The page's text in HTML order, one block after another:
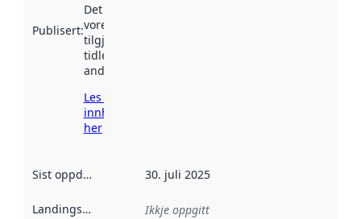
Publisert:
Det kan ha
vore
tilgjengeleg
tidlegare
andre stader.
Les meir om
innhenting
her
Sist oppdatert 30. juli 2025
Landingsside Ikkje oppgitt